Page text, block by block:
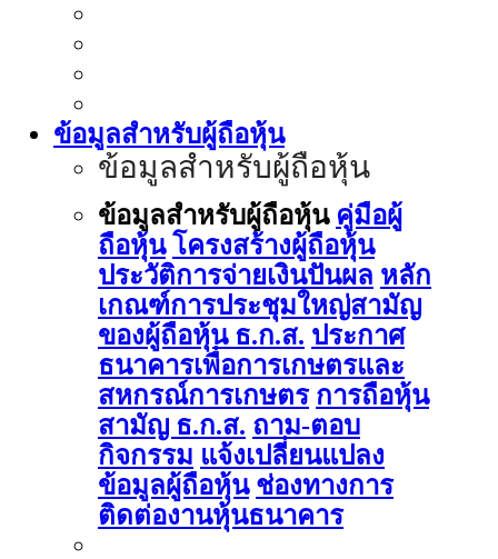
ข้อมูลสำหรับผู้ถือหุ้น
ข้อมูลสำหรับผู้ถือหุ้น
ข้อมูลสำหรับผู้ถือหุ้น คู่มือผู้
ถือหุ้น โครงสร้างผู้ถือหุ้น
ประวัติการจ่ายเงินปันผล หลัก
เกณฑ์การประชุมใหญ่สามัญ
ของผู้ถือหุ้น ธ.ก.ส. ประกาศ
ธนาคารเพื่อการเกษตรและ
สหกรณ์การเกษตร การถือหุ้น
สามัญ ธ.ก.ส. ถาม-ตอบ
กิจกรรม แจ้งเปลี่ยนแปลง
ข้อมูลผู้ถือหุ้น ช่องทางการ
ติดต่องานหุ้นธนาคาร